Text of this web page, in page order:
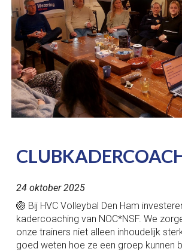
24 oktober2025
🏐 Bij HVC Volleybal Den Ham
kadercoaching van NOC*NSF. We
onze trainers niet alleen inhoudelijk
goed weten hoe ze een groep kunnen